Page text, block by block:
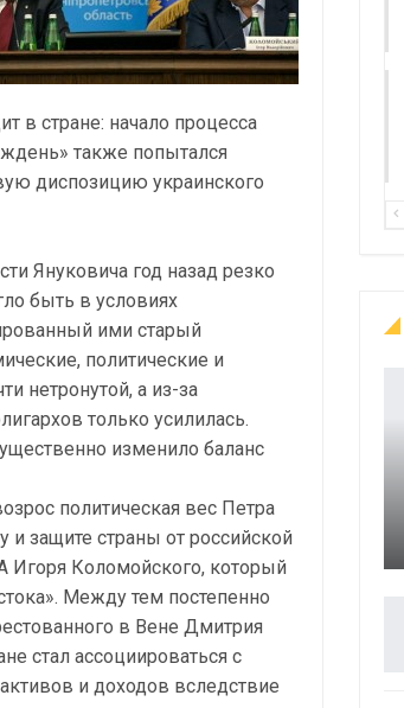
в стране: начало процесса
также попытался
диспозицию украинского
Януковича год назад резко
быть в условиях
ими старый
политические и
нетронутой, а из-за
только усилилась.
изменило баланс
политическая вес Петра
защите страны от российской
Игоря Коломойского, который
Между тем постепенно
в Вене Дмитрия
стал ассоциироваться с
и доходов вследствие